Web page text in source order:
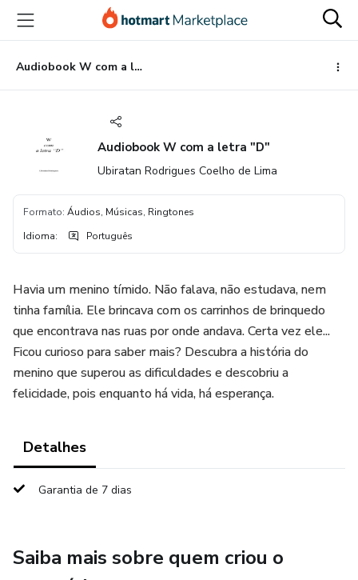
para
conteúdo
principal
para
pagamento
para
rodapé
Audiobook W com a letra "D"
Audiobook W com a letra "D"
Ubiratan Rodrigues Coelho de Lima
Formato: Áudios, Músicas, Ringtones
Idioma: Português
Havia um menino tímido. Não falava, não estudava, nem
tinha família. Ele brincava com os carrinhos de brinquedo
que encontrava nas ruas por onde andava. Certa vez ele...
Ficou curioso para saber mais? Descubra a história do
menino que superou as dificuldades e descobriu a
felicidade, pois enquanto há vida, há esperança.
Detalhes
Garantia de 7 dias
Saiba mais sobre quem criou o